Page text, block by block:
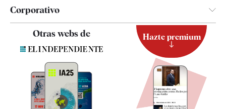
Corporativo
Contacto
Quiénes somos
Especificaciones
Otras webs de Hazte premium